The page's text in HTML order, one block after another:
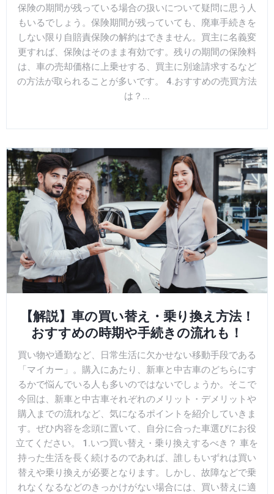
保険の期間が残っている場合の扱いについて疑問に思う人
もいるでしょう。保険期間が残っていても、廃車手続きを
しない限り自賠責保険の解約はできません。買主に名義変
更すれば、保険はそのまま有効です。残りの期間の保険料
は、車の売却価格に上乗せする、買主に別途請求するなど
の方法が取られることが多いです。 4.おすすめの売買方法
は？...
【解説】車の買い替え・乗り換え方法！
おすすめの時期や手続きの流れも！
買い物や通勤など、日常生活に欠かせない移動手段である
「マイカー」。購入にあたり、新車と中古車のどちらにす
るかで悩んでいる人も多いのではないでしょうか。そこで
今回は、新車と中古車それぞれのメリット・デメリットや
購入までの流れなど、気になるポイントを紹介していきま
す。ぜひ内容を念頭に置いて、自分に合った車選びにお役
立てください。 1.いつ買い替え・乗り換えするべき？ 車を
持った生活を長く続けるのであれば、誰しもいずれは買い
替えや乗り換えが必要となります。しかし、故障などで乗
れなくなるなどのきっかけがない場合には、買い替えに適